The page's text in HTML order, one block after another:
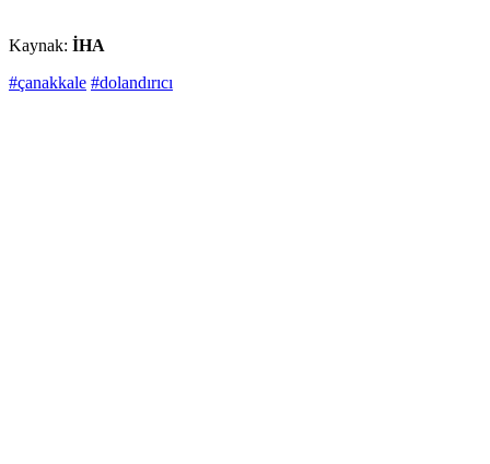
Kaynak: İHA
#çanakkale #dolandırıcı